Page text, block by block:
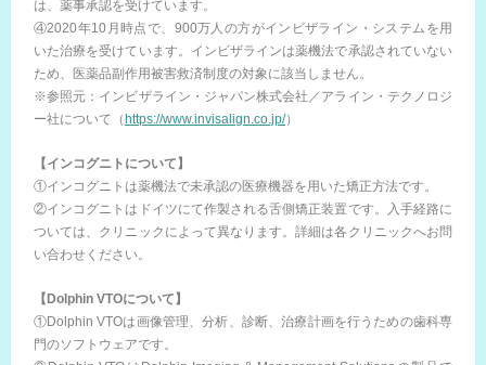
は、薬事承認を受けています。
④2020年10月時点で、900万人の方がインビザライン・システムを用
いた治療を受けています。インビザラインは薬機法で承認されていない
ため、医薬品副作用被害救済制度の対象に該当しません。
※参照元：インビザライン・ジャパン株式会社／アライン・テクノロジ
ー社について（ https://www.invisalign.co.jp/）
【インコグニトについて】
①インコグニトは薬機法で未承認の医療機器を用いた矯正方法です。
②インコグニトはドイツにて作製される舌側矯正装置です。入手経路に
ついては、クリニックによって異なります。詳細は各クリニックへお問
い合わせください。
【Dolphin VTOについて】
①Dolphin VTOは画像管理、分析、診断、治療計画を行うための歯科専
門のソフトウェアです。